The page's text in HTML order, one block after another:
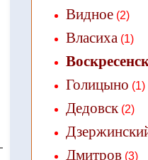
Видное(2)
Власиха(1)
Голицыно (1)
Дедовск(2)
Дмитров(3)